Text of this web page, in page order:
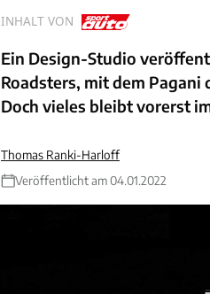
INHALT VON
Ein Design-Studio
Roadsters, mit dem
Doch vieles bleibt vorerst
Thomas Ranki-Harloff
Veröffentlicht am 04.01.2022